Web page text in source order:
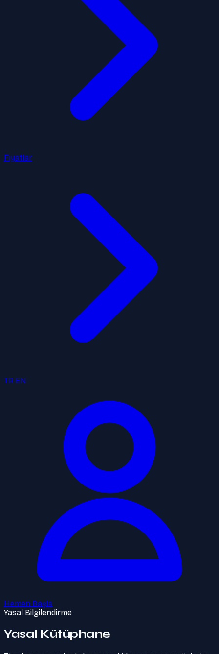
Fiyatlar
TR EN
Hemen Başla
Yasal Bilgilendirme
Yasal Kütüphane